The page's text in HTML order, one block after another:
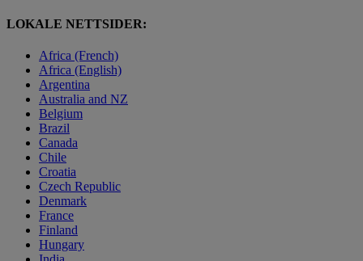
LOKALE NETTSIDER:
Africa (French)
Africa (English)
Argentina
Australia and NZ
Belgium
Brazil
Canada
Chile
Croatia
Czech Republic
Denmark
France
Finland
Hungary